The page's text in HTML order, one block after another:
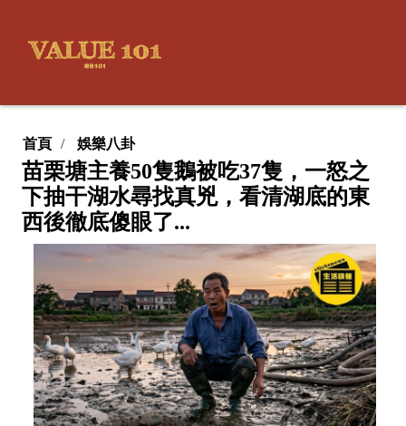
首頁 娛樂八卦
苗栗塘主養50隻鵝被吃37隻，一怒之
下抽干湖水尋找真兇，看清湖底的東
西後徹底傻眼了...